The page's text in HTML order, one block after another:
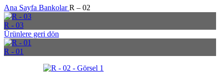
Ana Sayfa BankolarR – 02
R - 03
Ürünlere geri dön
R - 01